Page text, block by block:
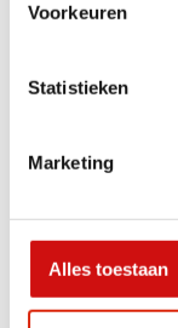
Voorkeuren
Statistieken
Marketing
Alles toestaan
Nog 1 op voorraad